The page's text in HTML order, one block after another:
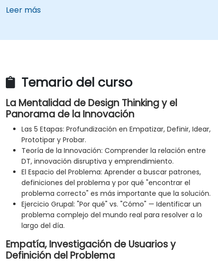
Leer más
Temario del curso
La Mentalidad de Design Thinking y el
Panorama de la Innovación
Las 5 Etapas: Profundización en Empatizar, Definir, Idear,
Prototipar y Probar.
Teoría de la Innovación: Comprender la relación entre
DT, innovación disruptiva y emprendimiento.
El Espacio del Problema: Aprender a buscar patrones,
definiciones del problema y por qué "encontrar el
problema correcto" es más importante que la solución.
Ejercicio Grupal: "Por qué" vs. "Cómo" — Identificar un
problema complejo del mundo real para resolver a lo
largo del día.
Empatía, Investigación de Usuarios y
Definición del Problema